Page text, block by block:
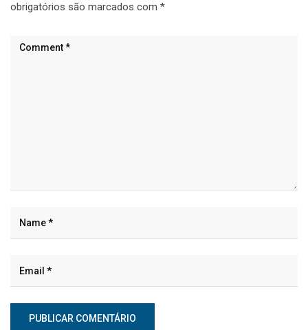
obrigatórios são marcados com *